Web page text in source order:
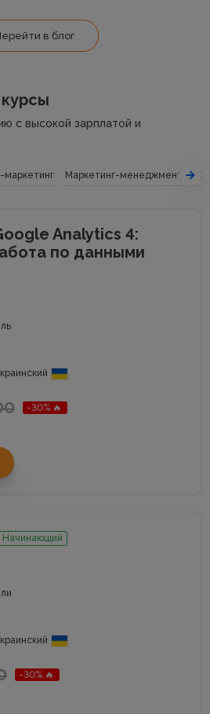
в блог
с высокой зарплатой и
маркетинг Маркетинг-менеджмент
Analytics 4:
по данными
-30% 🔥
Начинающий
-30% 🔥